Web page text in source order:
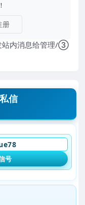
册
内消息给管理/③
信
号